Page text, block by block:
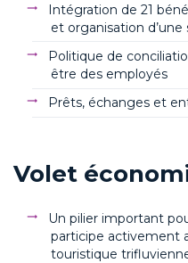
Intégration de 21
et organisation
Politique de
être des employés
Prêts, échanges et
Volet
Un pilier important
participe activement
touristique